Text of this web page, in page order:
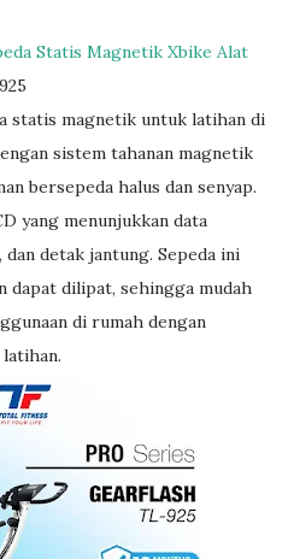
Statis Magnetik Xbike Alat
statis magnetik untuk latihan di
sistem tahanan magnetik
bersepeda halus dan senyap.
yang menunjukkan data
detak jantung. Sepeda ini
dapat dilipat, sehingga mudah
di rumah dengan